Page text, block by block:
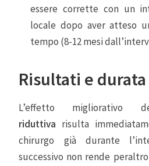
essere corrette con un
locale dopo aver atteso
tempo (8-12 mesi
Risultati e durata
L’effetto migliorativo
riduttiva risulta
chirurgo già durante
successivo non rende